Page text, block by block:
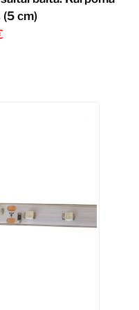
(5 cm)